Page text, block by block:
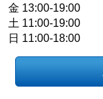
金 13:00-19:00
土 11:00-19:00
日 11:00-18:00